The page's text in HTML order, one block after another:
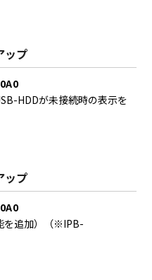
ップ
HDDが未接続時の表示を
ップ
を追加）（※IPB-